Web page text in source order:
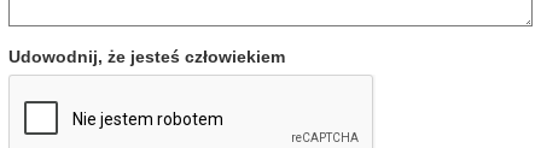
Udowodnij, że jesteś człowiekiem